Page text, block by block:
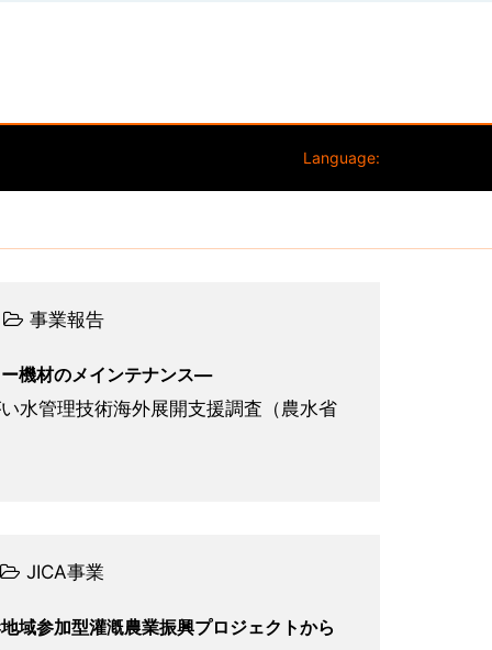
Language:
事業報告
機材のメインテナンス―
水管理技術海外展開支援調査（農水省
JICA事業
域参加型灌漑農業振興プロジェクトから